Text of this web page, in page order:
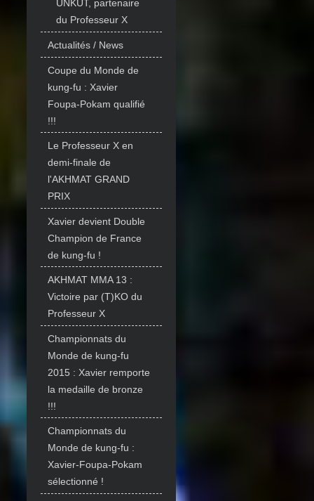
UNKUT, partenaire
du Professeur X
Actualités / News
Coupe du Monde de
kung-fu : Xavier
Foupa-Pokam qualifié
!!!
Le Professeur X en
demi-finale de
l'AKHMAT GRAND
PRIX
Xavier devient Double
Champion de France
de kung-fu !
AKHMAT MMA 13 :
Victoire par (T)KO du
Professeur X
Championnats du
Monde de kung-fu
2015 : Xavier remporte
la medaille de bronze
!!!
Championnats du
Monde de kung-fu :
Xavier-Foupa-Pokam
sélectionné !